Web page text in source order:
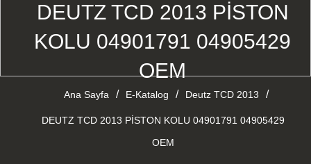
DEUTZ TCD 2013 PİSTON
KOLU 04901791 04905429
OEM
Ana Sayfa / E-Katalog / Deutz TCD 2013 /
DEUTZ TCD 2013 PİSTON KOLU 04901791 04905429
OEM